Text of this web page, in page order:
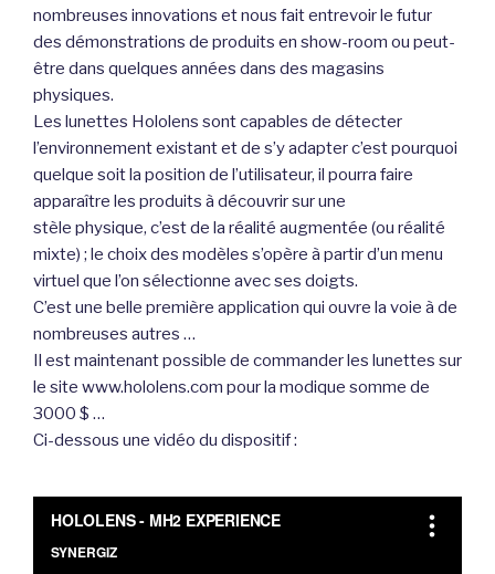
nombreuses innovations et nous fait entrevoir le futur
des démonstrations de produits en show-room ou peut-
être dans quelques années dans des magasins
physiques.
Les lunettes Hololens sont capables de détecter
l’environnement existant et de s’y adapter c’est pourquoi
quelque soit la position de l’utilisateur, il pourra faire
apparaître les produits à découvrir sur une
stèle physique, c’est de la réalité augmentée (ou réalité
mixte) ; le choix des modèles s’opère à partir d’un menu
virtuel que l’on sélectionne avec ses doigts.
C’est une belle première application qui ouvre la voie à de
nombreuses autres …
Il est maintenant possible de commander les lunettes sur
le site www.hololens.com pour la modique somme de
3000 $ …
Ci-dessous une vidéo du dispositif :